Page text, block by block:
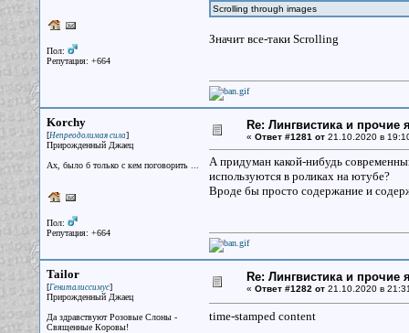
Пол:
Репутация: +664
Scrolling through images
Значит все-таки Scrolling
Korchy
[Непреодолимая сила]
Прирожденный Джаец
Ах, было б только с кем поговорить ...
Пол:
Репутация: +664
Re: Лингвистика и прочие
« Ответ #1281 от21.10.2020 в
А придуман какой-нибудь
используются в роликах на ютубе?
Вроде бы просто содержание и
Tailor
[Гениталиссимус]
Прирожденный Джаец
Да здравствуют Розовые Слоны -
Священные Коровы!
Re: Лингвистика и прочие
« Ответ #1282 от21.10.2020 в
time-stamped content